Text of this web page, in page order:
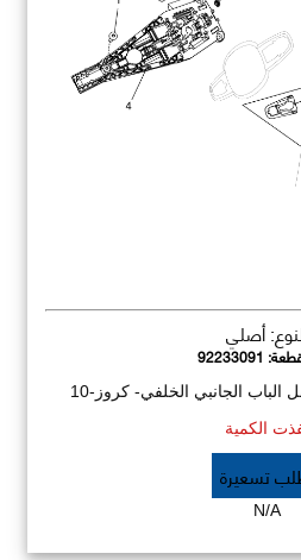
أصلي
92233091
الجانبي الخلفي- كروز-10
الكمية
تسعيرة
N/A